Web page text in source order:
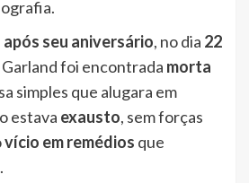
seu aniversário, no dia 22
Garland foi encontrada morta
simples que alugara em
estava exausto, sem forças
vício em remédios que